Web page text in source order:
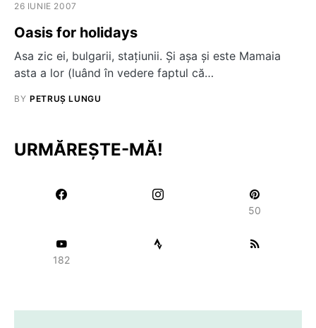
26 IUNIE 2007
Oasis for holidays
Asa zic ei, bulgarii, staţiunii. Şi aşa şi este Mamaia
asta a lor (luând în vedere faptul că…
BY PETRUȘ LUNGU
URMĂREȘTE-MĂ!
50
182